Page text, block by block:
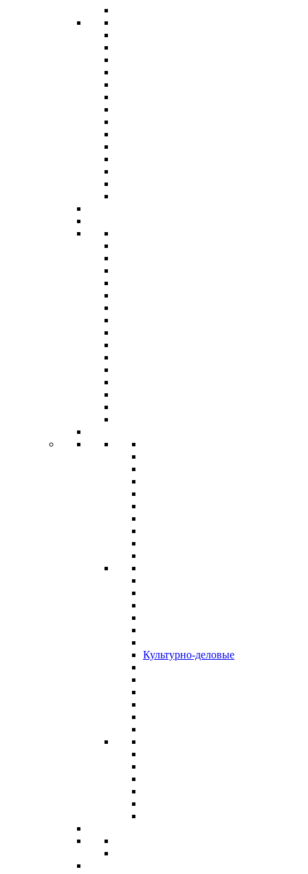
Культурно-деловые